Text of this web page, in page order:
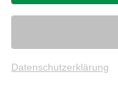
Datenschutzerklärung